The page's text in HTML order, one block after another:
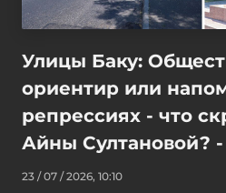
Улицы Баку:
ориентир или
репрессиях - что
Айны
23 / 07 / 2026, 10:10